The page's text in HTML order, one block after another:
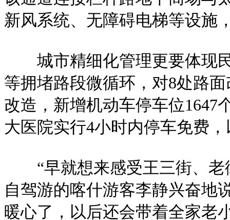
新风系统、无障碍电梯等设施
城市精细化管理更要体现民
等拥堵路段微循环，对8处路
改造，新增机动车停车位1647
大医院实行4小时内停车免费
“早就想来感受王三街、老
自驾游的喀什游客李静兴奋地
暖心了，以后还会带着全家老